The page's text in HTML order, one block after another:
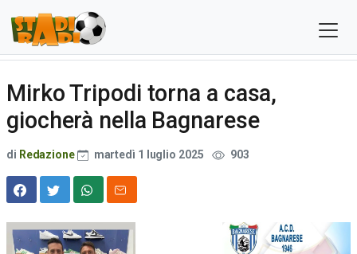
Mirko Tripodi torna a casa,
giocherà nella Bagnarese
di Redazione martedì 1 luglio 2025 903